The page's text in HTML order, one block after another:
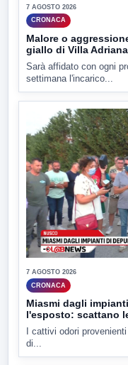
7 AGOSTO 2026
CRONACA
Malore o
giallo di Villa Adriana
Sarà affidato con ogni
settimana l'incarico...
7 AGOSTO 2026
CRONACA
Miasmi dagli
l'esposto: scattano
I cattivi odori
di...